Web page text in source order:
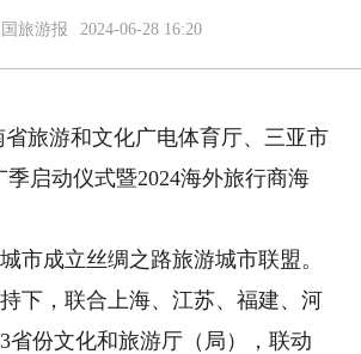
旅游报 2024-06-28 16:20
旅游和文化广电体育厅、三亚市
启动仪式暨2024海外旅行商海
成立丝绸之路旅游城市联盟。
下，联合上海、江苏、福建、河
份文化和旅游厅（局），联动